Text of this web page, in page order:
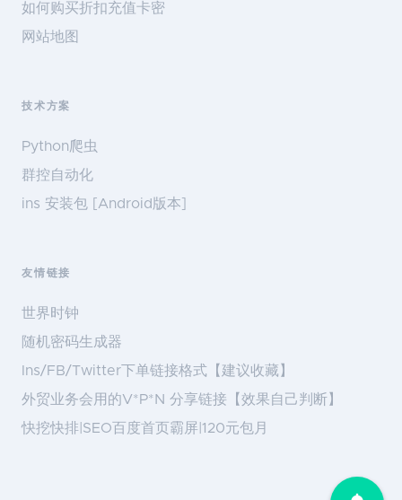
如何购买折扣充值卡密
网站地图
技术方案
Python爬虫
群控自动化
ins 安装包 [Android版本]
友情链接
世界时钟
随机密码生成器
Ins/FB/Twitter下单链接格式【建议收藏】
外贸业务会用的V*P*N 分享链接【效果自己判断】
快挖快排|SEO百度首页霸屏|120元包月